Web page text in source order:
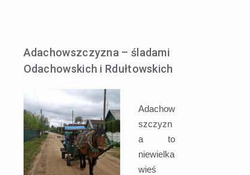
Adachowszczyzna – śladami
Odachowskich i Rdułtowskich
Adachow
szczyzn
a to
niewielka
wieś